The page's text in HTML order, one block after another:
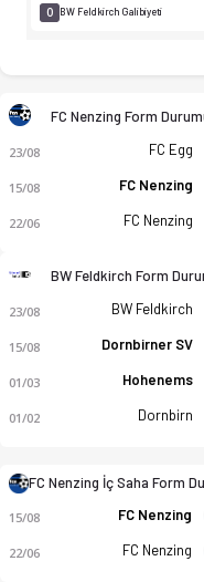
FC Nenzing - BW
0 BW Feldkirch Galibiyeti
FC Nenzing Form
23/08 FC Egg
15/08 FC Nenzing
22/06 FC Nenzing
BW Feldkirch Form
23/08 BW Feldkirch
15/08 Dornbirner SV
01/03 Hohenems
01/02 Dornbirn
FC Nenzing İç Saha Form
15/08 FC Nenzing
22/06 FC Nenzing